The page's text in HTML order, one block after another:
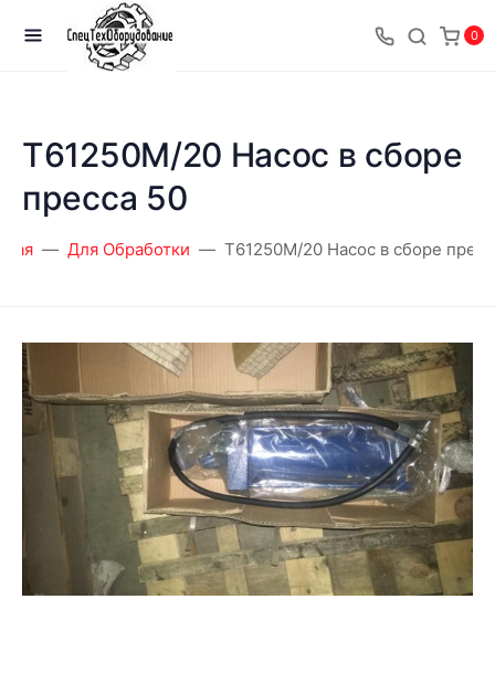
0
T61250M/20 Насос в сборе
пресса 50
Для Обработки T61250M/20 Насос в сборе